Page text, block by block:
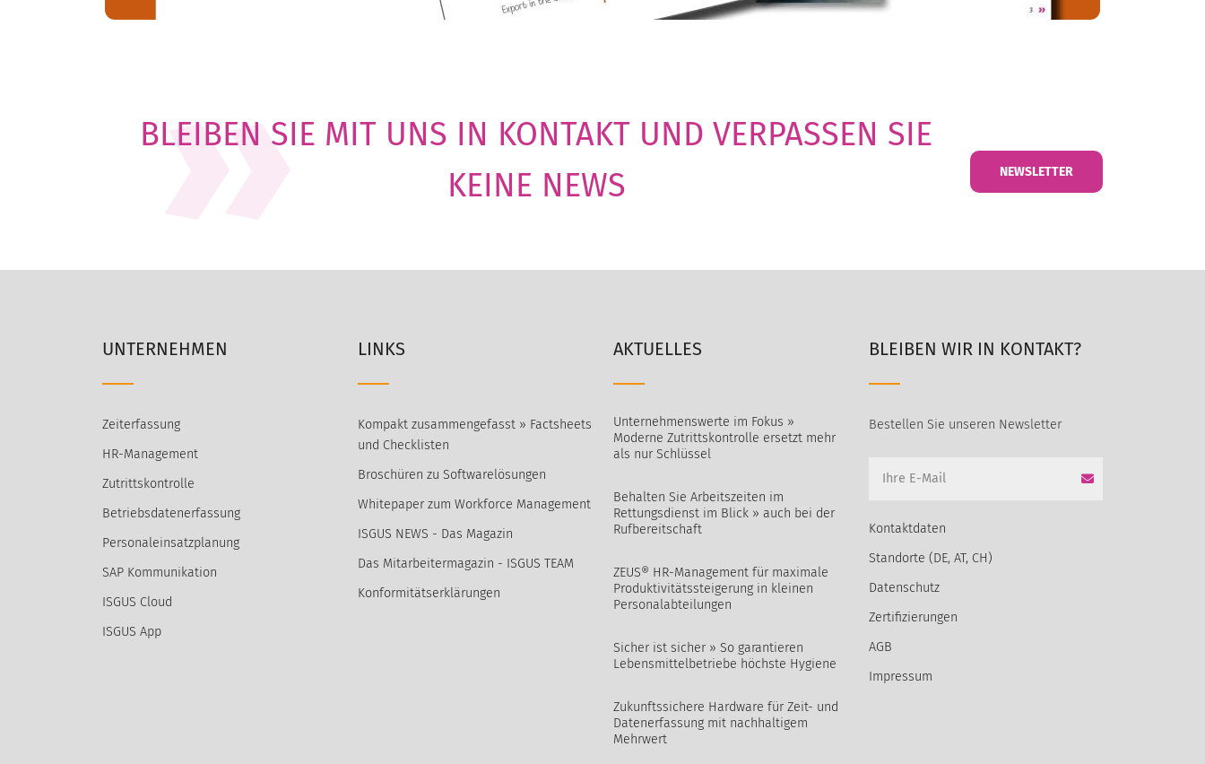
BLEIBEN SIE MIT UNS IN KONTAKT UND VERPASSEN SIE
KEINE NEWS
NEWSLETTER
UNTERNEHMEN
Zeiterfassung
HR-Management
Zutrittskontrolle
Betriebsdatenerfassung
Personaleinsatzplanung
SAP Kommunikation
ISGUS Cloud
ISGUS App
LINKS
Kompakt zusammengefasst » Factsheets
und Checklisten
Broschüren zu Softwarelösungen
Whitepaper zum Workforce Management
ISGUS NEWS - Das Magazin
Das Mitarbeitermagazin - ISGUS TEAM
Konformitätserklärungen
AKTUELLES
Unternehmenswerte im Fokus »
Moderne Zutrittskontrolle ersetzt mehr
als nur Schlüssel
Behalten Sie Arbeitszeiten im
Rettungsdienst im Blick » auch bei der
Rufbereitschaft
ZEUS® HR-Management für maximale
Produktivitätssteigerung in kleinen
Personalabteilungen
Sicher ist sicher » So garantieren
Lebensmittelbetriebe höchste Hygiene
Zukunftssichere Hardware für Zeit- und
Datenerfassung mit nachhaltigem
Mehrwert
BLEIBEN WIR IN KONTAKT?
Bestellen Sie unseren Newsletter
Kontaktdaten
Standorte (DE, AT, CH)
Datenschutz
Zertifizierungen
AGB
Impressum